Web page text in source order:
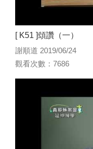
[ K51 ]頌讚（一）
謝順道 2019/06/24
觀看次數：7686